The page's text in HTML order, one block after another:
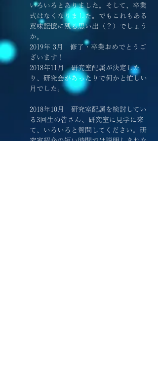
いろいろとありました。そして、卒業
式はなくなりました。でもこれもある
意味記憶に残る思い出（？）でしょう
か。
2019年 3月 修了・卒業おめでとうご
ざいます！
2018年11月 研究室配属が決定した
り、研究会があったりで何かと忙しい
月でした。
2018年10月 研究室配属を検討してい
る3回生の皆さん、研究室に見学に来
て、いろいろと質問してください。研
究室紹介の短い時間では説明しきれな